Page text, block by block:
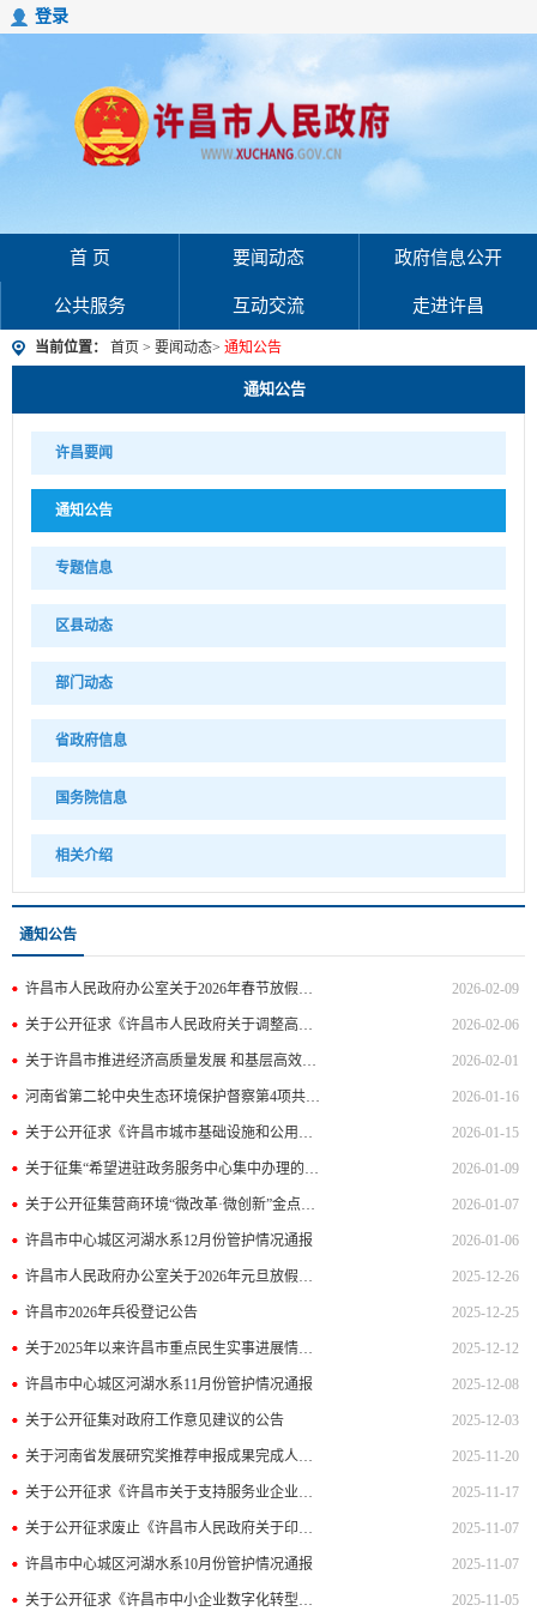
登录
首 页 要闻动态 政府信息公开
公共服务 互动交流 走进许昌
当前位置： 首页 > 要闻动态> 通知公告
通知公告
许昌要闻
通知公告
专题信息
区县动态
部门动态
省政府信息
国务院信息
相关介绍
通知公告
许昌市人民政府办公室关于2026年春节放假安排的通知 2026-02-09
关于公开征求《许昌市人民政府关于调整高排放非道路移动机械禁用区的通告（2026年修订）（征求意见稿）》意见的公告及反馈结果 2026-02-06
关于许昌市推进经济高质量发展 和基层高效能治理先进集体和先进个人拟表彰对象的公示 2026-02-01
河南省第二轮中央生态环境保护督察第4项共性整改任务销号公示 2026-01-16
关于公开征求《许昌市城市基础设施和公用事业特许经营管理办法（征求意见稿）》意见的公告及反馈结果 2026-01-15
关于征集“希望进驻政务服务中心集中办理的服务事项”的公告 2026-01-09
关于公开征集营商环境“微改革·微创新”金点子的公告及反馈结果 2026-01-07
许昌市中心城区河湖水系12月份管护情况通报 2026-01-06
许昌市人民政府办公室关于2026年元旦放假安排的通知 2025-12-26
许昌市2026年兵役登记公告 2025-12-25
关于2025年以来许昌市重点民生实事进展情况的通报 2025-12-12
许昌市中心城区河湖水系11月份管护情况通报 2025-12-08
关于公开征集对政府工作意见建议的公告 2025-12-03
关于河南省发展研究奖推荐申报成果完成人考察的公示 2025-11-20
关于公开征求《许昌市关于支持服务业企业入库发展壮大的奖励办法（试行）》意见的公告 2025-11-17
关于公开征求废止《许昌市人民政府关于印发许昌市液化石油气钢瓶安全检验管理办法的通知》意见的公告 2025-11-07
许昌市中心城区河湖水系10月份管护情况通报 2025-11-07
关于公开征求《许昌市中小企业数字化转型城市试点工作方案（征求意见稿）》意见的公告 2025-11-05